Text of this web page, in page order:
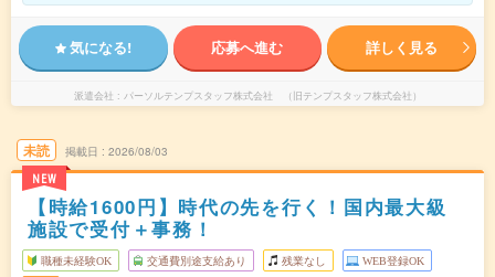
気になる! 応募へ進む 詳しく見る
派遣会社 パーソルテンプスタッフ株式会社 （旧テンプスタッフ株式会社）
未読
NEW
掲載日 2026/08/03
【時給1600円】時代の先を行く！国内最大級
施設で受付＋事務！
職種未経験OK 交通費別途支給あり 残業なし WEB登録OK